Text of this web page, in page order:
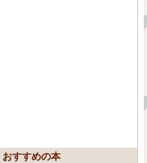
おすすめの本